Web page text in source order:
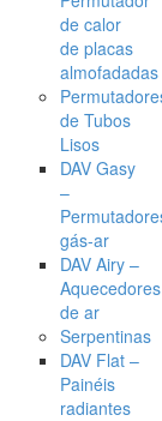
de calor
de placas
almofadadas
de Tubos
Lisos
DAV Gasy
–
gás-ar
DAV Airy –
Aquecedores
de ar
Serpentinas
DAV Flat –
Painéis
radiantes